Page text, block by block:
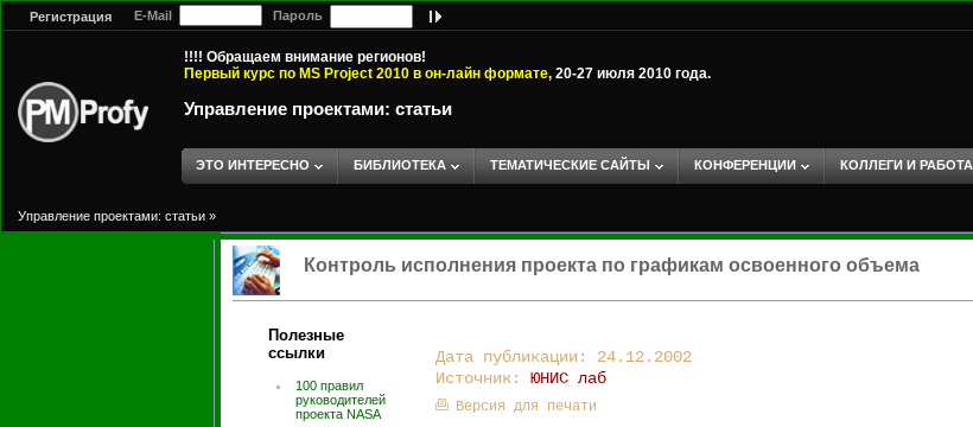
Регистрация E-Mail Пароль
!!!! Обращаем внимание регионов!
Первый курс по MS Project 2010 в он-лайн формате, 20-27 июля 2010 года.
Управление проектами: статьи
ЭТО ИНТЕРЕСНО БИБЛИОТЕКА ТЕМАТИЧЕСКИЕ САЙТЫ КОНФЕРЕНЦИИ КОЛЛЕГИ И РАБОТА
Управление проектами: статьи »
Контроль исполнения проекта по графикам освоенного объема
Полезные
ссылки
100 правил
руководителей
проекта NASA
Дата публикации: 24.12.2002
Источник: ЮНИС лаб
Версия для печати